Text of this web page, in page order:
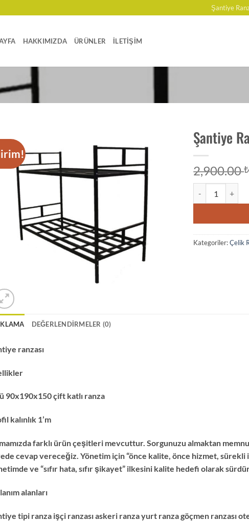
Şantiye
HAKKIMIZDA ÜRÜNLER İLETIŞIM
wishlist
Şantiye
2,900.00₺
Kategoriler:Çelik
DEĞERLENDIRMELER (0)
ranzası
90x190x150 çift katlı ranza
kalınlık 1’m
farklı ürün çeşitleri mevcuttur. Sorgunuzu almaktan
cevap vereceğiz. Yönetim için “önce kalite, önce hizmet,
ve “sıfır hata, sıfır şikayet” ilkesini kalite hedefi olarak
alanları
tipi ranza işçi ranzası askeri ranza yurt ranza göçmen ranzası